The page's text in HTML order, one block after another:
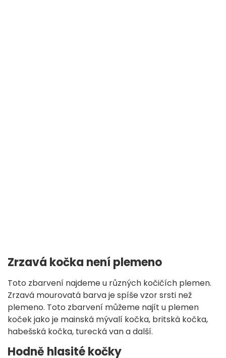
Zrzavá kočka není plemeno
Toto zbarvení najdeme u různých kočičích plemen.
Zrzavá mourovatá barva je spíše vzor srsti než
plemeno. Toto zbarvení můžeme najít u plemen
koček jako je mainská mývalí kočka, britská kočka,
habešská kočka, turecká van a další.
Hodně hlasité kočky